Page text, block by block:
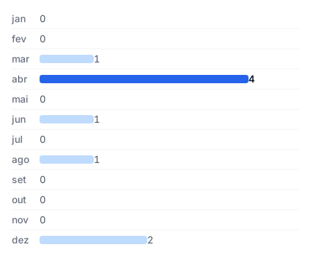
Cupons de Ragazzo Delivery publicados por mês, somando os
Mês Cupons publicados
jan
0
fev
0
mar
1
abr
4
mai
0
jun
1
jul
0
ago
1
set
0
out
0
nov
0
dez
2